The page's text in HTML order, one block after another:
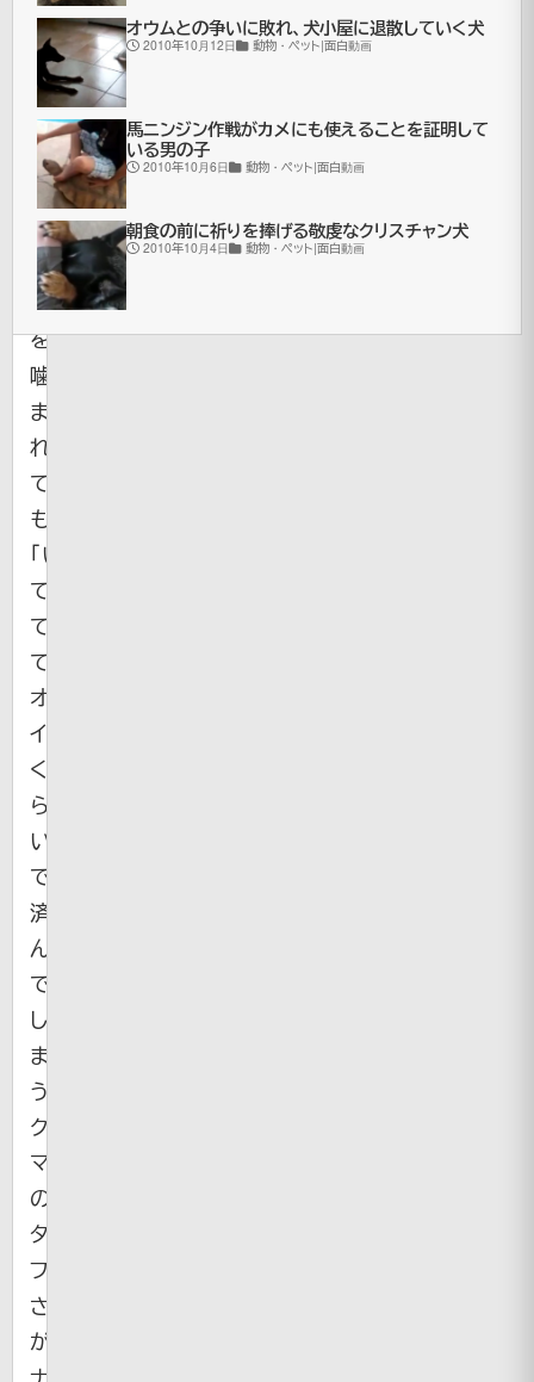
の
映
像。
ク
ー
ガ
ー
に
頭
を
噛
ま
れ
て
も
「い
て
て
て！
オ
イ」
く
ら
い
で
済
ん
で
し
ま
う
ク
マ
の
タ
フ
さ
が
オウムとの争いに敗れ、犬小屋に退散していく犬
2010年10月12日 動物・ペット|面白動画
馬ニンジン作戦がカメにも使えることを証明して
いる男の子
2010年10月6日 動物・ペット|面白動画
朝食の前に祈りを捧げる敬虔なクリスチャン犬
2010年10月4日 動物・ペット|面白動画